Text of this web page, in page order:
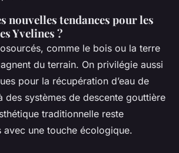
nouvelles tendances pour les
Yvelines ?
comme le bois ou la terre
du terrain. On privilégie aussi
pour la récupération d’eau de
des systèmes de descente gouttière
traditionnelle reste
avec une touche écologique.